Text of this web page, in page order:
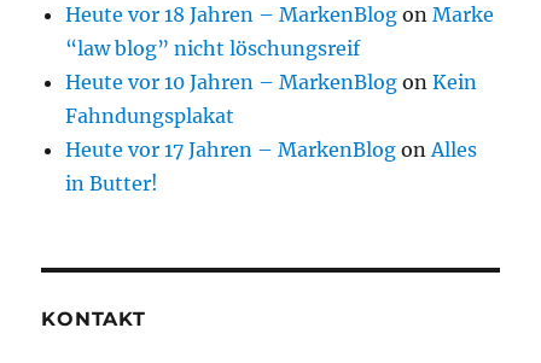
Heute vor 18 Jahren – MarkenBlog onMarke
“law blog” nicht löschungsreif
Heute vor 10 Jahren – MarkenBlog onKein
Fahndungsplakat
Heute vor 17 Jahren – MarkenBlog on Alles
in Butter!
KONTAKT